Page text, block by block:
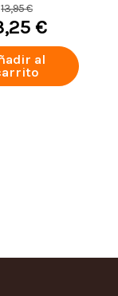
+
BEIGE
13,95 €
€
al